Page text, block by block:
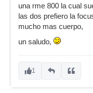
una rme 800 la cual
las dos prefiero la
mucho mas cuerpo,
un saludo,
1